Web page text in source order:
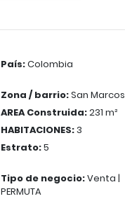
País:Colombia
Zona / barrio:San Marcos
AREA Construida:231 m²
HABITACIONES:3
Estrato:5
Tipo de negocio:Venta |
PERMUTA